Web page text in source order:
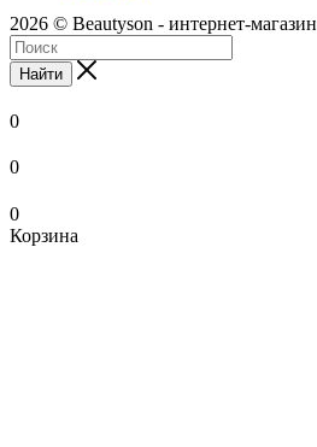
2026 © Beautyson - интернет-магазин
Найти
0
0
0
Корзина